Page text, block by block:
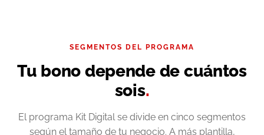
SEGMENTOS DEL PROGRAMA
Tu bono depende de cuántos
sois.
El programa Kit Digital se divide en cinco segmentos
según el tamaño de tu negocio. A más plantilla,